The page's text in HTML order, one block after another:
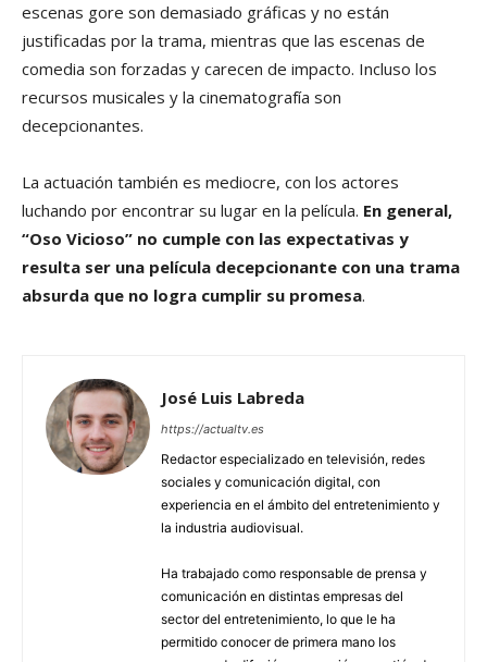
escenas gore son demasiado gráficas y no están
justificadas por la trama, mientras que las escenas de
comedia son forzadas y carecen de impacto. Incluso los
recursos musicales y la cinematografía son
decepcionantes.
La actuación también es mediocre, con los actores
luchando por encontrar su lugar en la película. En general,
“Oso Vicioso” no cumple con las expectativas y
resulta ser una película decepcionante con una trama
absurda que no logra cumplir su promesa.
José Luis Labreda
https://actualtv.es
Redactor especializado en televisión, redes
sociales y comunicación digital, con
experiencia en el ámbito del entretenimiento y
la industria audiovisual.
Ha trabajado como responsable de prensa y
comunicación en distintas empresas del
sector del entretenimiento, lo que le ha
permitido conocer de primera mano los